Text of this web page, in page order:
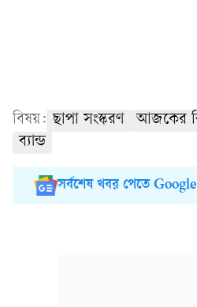
বিষয়: ছাপা সংস্করণ আজকের
ব্যান্ড
সর্বশেষ খবর পেতে